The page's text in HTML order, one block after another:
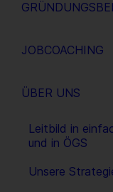
JOBCOACHING
ÜBER UNS
Leitbild in
und in ÖGS
Unsere